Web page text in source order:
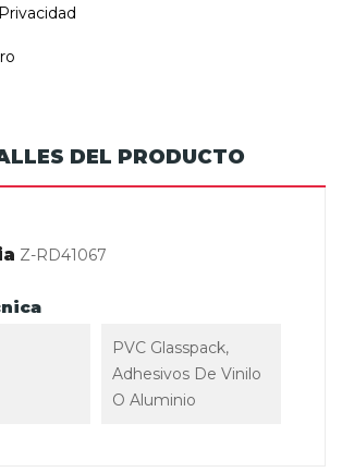
DEL PRODUCTO
Z-RD41067
PVC Glasspack,
Adhesivos De Vinilo
O Aluminio